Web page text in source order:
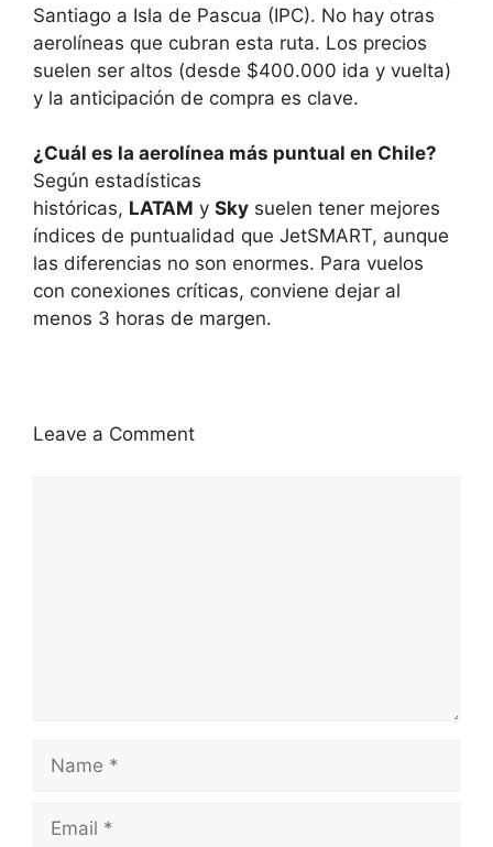
Santiago a Isla de Pascua (IPC). No hay otras
aerolíneas que cubran esta ruta. Los precios
suelen ser altos (desde $400.000 ida y vuelta)
y la anticipación de compra es clave.
¿Cuál es la aerolínea más puntual en Chile?
Según estadísticas
históricas, LATAM y Sky suelen tener mejores
índices de puntualidad que JetSMART, aunque
las diferencias no son enormes. Para vuelos
con conexiones críticas, conviene dejar al
menos 3 horas de margen.
Leave a Comment